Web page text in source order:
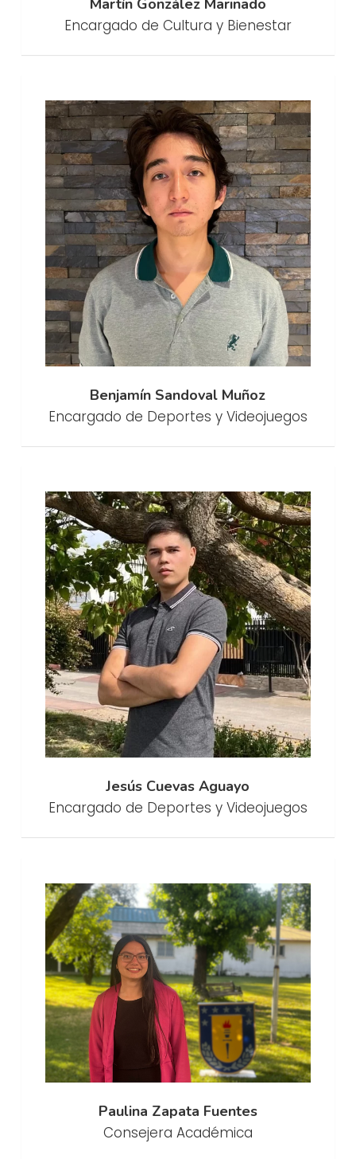
Martín González Marinado
Encargado de Cultura y Bienestar
Benjamín Sandoval Muñoz
Encargado de Deportes y Videojuegos
Jesús Cuevas Aguayo
Encargado de Deportes y Videojuegos
Paulina Zapata Fuentes
Consejera Académica